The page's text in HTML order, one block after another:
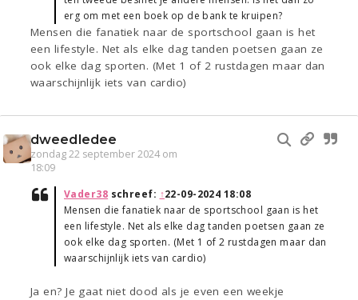
erg om met een boek op de bank te kruipen?
Mensen die fanatiek naar de sportschool gaan is het
een lifestyle. Net als elke dag tanden poetsen gaan ze
ook elke dag sporten. (Met 1 of 2 rustdagen maar dan
waarschijnlijk iets van cardio)
dweedledee
zondag 22 september 2024 om
18:09
Vader38 schreef: ↑22-09-2024 18:08
Mensen die fanatiek naar de sportschool gaan is het
een lifestyle. Net als elke dag tanden poetsen gaan ze
ook elke dag sporten. (Met 1 of 2 rustdagen maar dan
waarschijnlijk iets van cardio)
Ja en? Je gaat niet dood als je even een weekje